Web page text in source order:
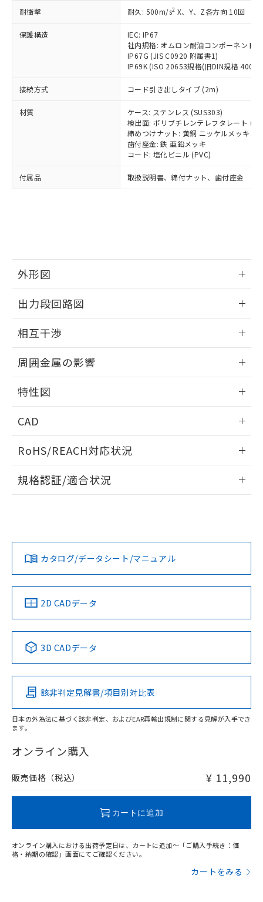
耐衝撃 耐久: 500m/s2 X、Y、Z各方向 10回
保護構造
IEC: IP67
社内規格: オムロン耐油コンポーネント
IP67G (JIS C0920 附属書1)
IP69K (ISO 20653規格(旧DIN規格
接続方式 コード引き出しタイプ (2m)
材質
ケース: ステンレス (SUS303)
検出面: ポリブチレンテレフタレート
締めつけナット: 黄銅 ニッケルメッキ
歯付座金: 鉄 亜鉛メッキ
コード: 塩化ビニル (PVC)
付属品 取扱説明書、締付ナット、歯付座金
外形図
外形図
出力段回路図
出力段回路図
タイムチャート
相互干渉
相互干渉
A: 80mm以上、B: 60mm以上
周囲金属の影響
周囲金属の影響
以上、n: 40mm以上
特性図
検出物体の大きさと材質による影響
検出領域
CAD
ドすることができます。
ログイン/会員登録
ダウンロードデータをご利用いただく前に、以下を必ずお読
みください。
ソフトウェアの使用条件
RoHS/REACH対応状況
EU RoHS 注意事項・凡例
対応済み
中国 RoHS 注意事項・凡例
Pb Hg Cd Cr(VI)
O
在庫等で未対応品が混在する可能性があります。
問い合わせください。
規格認証/適合状況
LR型式承認
（イギリス
船舶規格）
DNV型式承認
（ノルウェー
BV型式承認
（フランス
KR型式
（韓国
No No No No
この製品の規格認証/適合状況ページへ
その他の認証はこちらのページからご検索ください
カタログ/データシート/マニュアル
2D CADデータ
3D CADデータ
該非判定見解書/項目別対比表
日本の外為法に基づく該非判定、およびEAR再輸出規制に関する見解が入手でき
ます。
オンライン購入
販売価格（税込） ¥ 11,990
カートに追加
オンライン購入における出荷予定日は、カートに追加～「ご購入手続き：価
格・納期の確認」画面にてご確認ください。
カートをみる
覧された時点での実際の在庫および標
準価格とは異なる場合があることをご
了承ください。
正式な納期状況および標準価格はお客
様のお取引先、またはお客様担当のオ
ムロン制御機器販売店・当社販売員に
ご相談ください。
オムロン制御機器販売店や当社販売拠
販売ネットワーク
」をご確認
在庫状況および標準価格結果を当社の
事前の承諾なく第三者に漏洩または開
示しないようお願いします。
マイパーツ機能（部品リスト作成サー
ビス）をご利用いただくには、I-Web
品・サービスに関するお客様との取
※当社の共同利用者とは、
の共同利用に関して"
用者の範囲」に記載されている法人を
鉛(Pb) 1000ppm以下、 水銀(Hg) 1000ppm以下、 カド
ミウム(Cd) 100ppm以下、
六価クロム(Cr(Ⅵ)) 1000ppm以下、ポリ臭化ビフェニル
類(PBB) 1000ppm以下、ポリ臭化ジフェニルエーテル類
(PBDE) 1000ppm以下、フタル酸ビス(2-エチルヘキシ
ル) (DEHP)(別名：DOP) 1000ppm以下、フタル酸ブチ
ルベンジル（BBP） 1000ppm以下、フタル酸ジブチル
（DBP） 1000ppm以下、フタル酸ジイソブチル
適用除外項目は除く。
フタル酸エステル類の４物質については閾値を超える意
図的な使用がないことを確認しています。
部品在庫の切り替え状況などにより、予定
月が前後することがあります。
とができます。
EU RoHS指令（10物質）の非含有証明書
51物質の非含有証明書（当社基準）
※本証明書は発行日時点で非含有を証明す
るもので、過去に遡って非含有を証明する
ものではありません。
物質の対応では、対応完了までの期間は出
荷製品に未対応品が混在することから備考
欄に対応日を記載しておりました。
既に当社にて対応品への在庫切替を完了
*中国RoHS10物質の基準値 (GB/T26572)：
Pb(鉛) :1000ppm、 Hg(水銀) : 1000ppm、 Cd(カドミウ
Cr(Ⅵ)(六価クロム) : 1000ppm、 PBBs(ポリ臭化ビフェ
ニル類) : 1000ppm、 PBDEs(ポリ臭化ジフェニルエーテ
DBP(フタル酸ジブチル) : 1000ppm、 DIBP(フタル酸ジ
イソブチル) : 1000ppm、 BBP(フタル酸ブチルベンジ
DEHP(フタル酸ビス(2-エチルヘキシル)) : 1000ppm
※2 環境保護使用期限
「ｅ」：有害物質（10物質）のすべてが基
準値以下であることを示します。
「10」：通常の使用状況下において有害物
質が外部に漏えいし、環境に深刻な影響を
及ぼさない年数を意味します。
国政府の輸出許可(または役務取引許
可)を取得するなどの必要な手続きを
当社は規制貨物を破棄する場合は、完
全に破砕するなど、違法に輸出されな
いよう必要な手段を講じます。
当社は貴社製品を、核兵器、ミサイ
ル、化学兵器、生物兵器またはその他
武器並びにこれらの製造装置等に一切
使用いたしません。
当社は、貴社製品を第三者に販売する
場合は、上記1、2および3の内容を当
該第三者に通知します。また当社は、
販売先および販売に係わる関係者が違
法に輸出するおそれがある場合は、取
一定数以上の在庫あり
一定数には満たないが在庫あり
在庫なし(最新の在庫状況につ
いては、お客様のお取引先、ま
たはお客様担当のオムロン制御
機器販売店・当社販売員にご確
認ください)
白
受注生産機種、また在庫状況の
情報を公開していない機種